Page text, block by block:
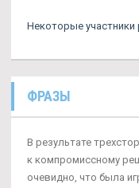
Некоторые участники
ФРАЗЫ
В результате
к компромиссному
очевидно, что была